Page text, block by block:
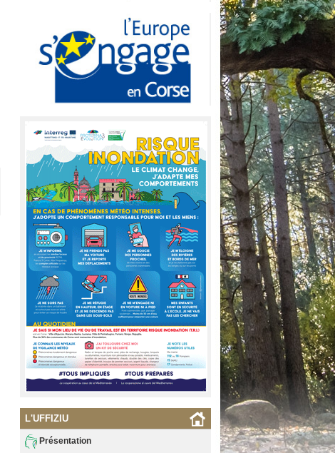
L'UFFIZIU
Présentation